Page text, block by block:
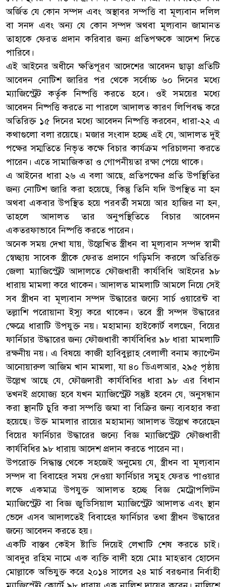
অর্জিত যে কোন সম্পদ এবং অস্থাবর সম্পত্তি বা মূল্যবান দলিল
বা সনদ এবং অন্য যে কোন সম্পদ অথবা মূল্যবান জামানত
তাহাকে ফেরত প্রদান করিবার জন্য প্রতিপক্ষকে আদেশ দিতে
পারিবে।
এই আইনের অধীনে ক্ষতিপূরণ আদেশের আবেদন ছাড়া প্রতিটি
আবেদন নোটিশ জারির পর থেকে সর্বোচ্চ ৬০ দিনের মধ্যে
ম্যাজিস্ট্রেট কর্তৃক নিষ্পত্তি করতে হবে। ওই সময়ের মধ্যে
আবেদন নিষ্পত্তি করতে না পারলে আদালত কারণ লিপিবদ্ধ করে
অতিরিক্ত ১৫ দিনের মধ্যে আবেদন নিষ্পত্তি করবেন, ধারা-২২ এ
কথাগুলো বলা রয়েছে। মজার সংবাদ হচ্ছে এই যে, আদালত দুই
পক্ষের সম্মতিতে নিভৃত কক্ষে বিচার কার্যক্রম পরিচালনা করতে
পারেন। এতে সামাজিকতা ও গোপনীয়তা রক্ষা পেয়ে থাকে।
এ আইনের ধারা ২৬ এ বলা আছে, প্রতিপক্ষের প্রতি উপস্থিতির
জন্য নোটিশ জারি করা হয়েছে, কিন্তু তিনি যদি উপস্থিত না হন
অথবা একবার উপস্থিত হয়ে পরবর্তী সময়ে আর হাজির না হন,
তাহলে আদালত তার অনুপস্থিতিতে বিচার আবেদন
একতরফাভাবে নিষ্পত্তি করতে পারেন।
অনেক সময় দেখা যায়, উল্লেখিত স্ত্রীধন বা মূল্যবান সম্পদ স্বামী
স্বেচ্ছায় সাবেক স্ত্রীকে ফেরত প্রদানে গড়িমসি করলে অতিরিক্ত
জেলা ম্যাজিস্ট্রেট আদালতে ফৌজধারী কার্যবিধি আইনের ৯৮
ধারায় মামলা করে থাকেন। আদালত মামলাটি আমলে নিয়ে সেই
সব স্ত্রীধন বা মূল্যবান সম্পদ উদ্ধারের জন্যে সার্চ ওয়ারেন্ট বা
তল্লাশি পরোয়ানা ইস্যু করে থাকেন। তবে স্ত্রী সম্পদ উদ্ধারের
ক্ষেত্রে ধারাটি উপযুক্ত নয়। মহামান্য হাইকোর্ট বলছেন, বিয়ের
ফার্নিচার উদ্ধারের জন্য ফৌজধারী কার্যবিধির ৯৮ ধারা মামলাটি
রক্ষনীয় নয়। এ বিষয়ে কাজী হাবিবুল্লাহ বেলালী বনাম ক্যাপ্টেন
আনোয়ারুল আজিম খান মামলা, যা ৪০ ডিএলআর, ২৯৫ পৃষ্ঠায়
উল্লেখ আছে যে, ফৌজদারী কার্যবিধির ধারা ৯৮ এর বিধান
তখনই প্রযোজ্য হবে যখন ম্যাজিস্ট্রেট সন্তুষ্ট হবেন যে, অনুসন্ধান
করা স্থানটি চুরি করা সম্পত্তি জমা বা বিক্রির জন্য ব্যবহার করা
হয়েছে। উক্ত মামলার রায়ের মহামান্য আদালত উল্লেখ করেছেন
বিয়ের ফার্নিচার উদ্ধারের জন্যে বিজ্ঞ ম্যাজিস্ট্রেট ফৌজধারী
কার্যবিধির ৯৮ ধারায় আদেশ প্রদান করতে পারেন না।
উপরোক্ত সিদ্ধান্ত থেকে সহজেই অনুমেয় যে, স্ত্রীধন বা মূল্যবান
সম্পদ বা বিবাহের সময় দেওয়া ফার্নিচার সমুহ ফেরত পাওয়ার
লক্ষে একমাত্র উপযুক্ত আদালত হচ্ছে বিজ্ঞ মেট্রোপলিটন
ম্যাজিস্ট্রেট বা বিজ্ঞ জুডিসিয়াল ম্যাজিস্ট্রেট আদালত এবং স্থান
ভেদে এসব আদালতেই বিবাহের ফার্নিচার তথা স্ত্রীধন উদ্ধারের
জন্যে আবেদন করতে হয়।
একটি বাস্তব কেইস ষ্টাডি দিয়েই লেখাটি শেষ করতে চাই।
আবদুর রহিম নামে এক ব্যক্তি বাদী হয়ে মোঃ মাহতাব হোসেন
মোল্লাকে অভিযুক্ত করে ২০১৪ সালের ২৪ মার্চ বরগুনার নির্বাহী